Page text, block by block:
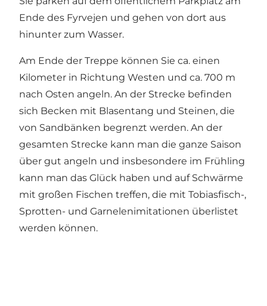
Ende des Fyrvejen und gehen von dort aus
hinunter zum Wasser.
Am Ende der Treppe können Sie ca. einen
Kilometer in Richtung Westen und ca. 700 m
nach Osten angeln. An der Strecke befinden
sich Becken mit Blasentang und Steinen, die
von Sandbänken begrenzt werden. An der
gesamten Strecke kann man die ganze Saison
über gut angeln und insbesondere im Frühling
kann man das Glück haben und auf Schwärme
mit großen Fischen treffen, die mit Tobiasfisch-,
Sprotten- und Garnelenimitationen überlistet
werden können.